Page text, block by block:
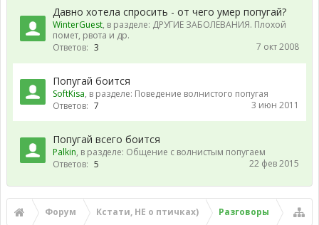
Давно хотела спросить - от чего умер попугай?
WinterGuest, в разделе: ДРУГИЕ ЗАБОЛЕВАНИЯ. Плохой
помет, рвота и др.
Ответов: 3 7 окт 2008
Попугай боится
SoftKisa, в разделе: Поведение волнистого попугая
Ответов: 7 3 июн 2011
Попугай всего боится
Palkin, в разделе: Общение с волнистым попугаем
Ответов: 5 22 фев 2015
Форум Кстати, НЕ о птичках) Разговоры